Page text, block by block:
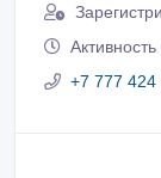
+7 777 424